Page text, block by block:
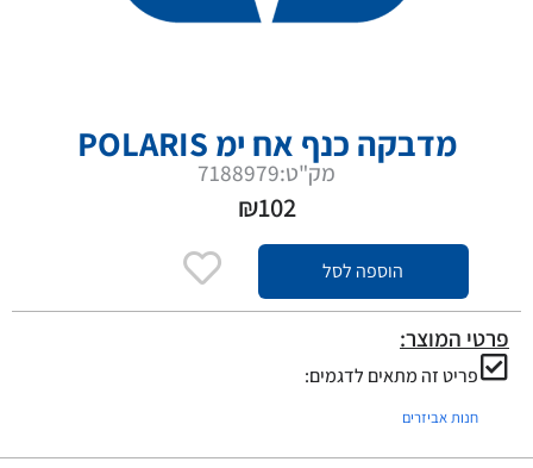
מדבקה כנף אח ימ POLARIS
מק"ט:7188979
₪102
הוספה לסל
פרטי המוצר:
פריט זה מתאים לדגמים:
חנות אביזרים